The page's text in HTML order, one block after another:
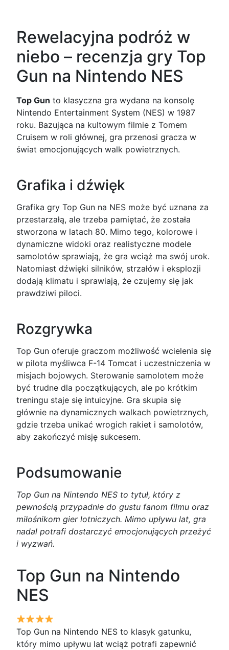
Rewelacyjna podróż w
niebo – recenzja gry Top
Gun na Nintendo NES
Top Gun to klasyczna gra wydana na konsolę
Nintendo Entertainment System (NES) w 1987
roku. Bazująca na kultowym filmie z Tomem
Cruisem w roli głównej, gra przenosi gracza w
świat emocjonujących walk powietrznych.
Grafika i dźwięk
Grafika gry Top Gun na NES może być uznana za
przestarzałą, ale trzeba pamiętać, że została
stworzona w latach 80. Mimo tego, kolorowe i
dynamiczne widoki oraz realistyczne modele
samolotów sprawiają, że gra wciąż ma swój urok.
Natomiast dźwięki silników, strzałów i eksplozji
dodają klimatu i sprawiają, że czujemy się jak
prawdziwi piloci.
Rozgrywka
Top Gun oferuje graczom możliwość wcielenia się
w pilota myśliwca F-14 Tomcat i uczestniczenia w
misjach bojowych. Sterowanie samolotem może
być trudne dla początkujących, ale po krótkim
treningu staje się intuicyjne. Gra skupia się
głównie na dynamicznych walkach powietrznych,
gdzie trzeba unikać wrogich rakiet i samolotów,
aby zakończyć misję sukcesem.
Podsumowanie
Top Gun na Nintendo NES to tytuł, który z
pewnością przypadnie do gustu fanom filmu oraz
miłośnikom gier lotniczych. Mimo upływu lat, gra
nadal potrafi dostarczyć emocjonujących przeżyć
i wyzwań.
Top Gun na Nintendo
NES
Top Gun na Nintendo NES to klasyk gatunku,
który mimo upływu lat wciąż potrafi zapewnić